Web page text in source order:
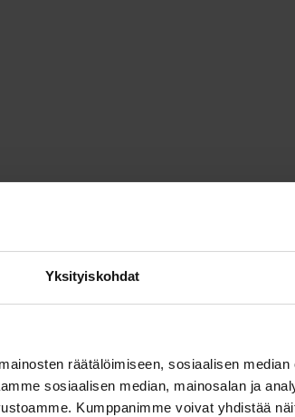
Yksityiskohdat
räätälöimiseen, sosiaalisen
sosiaalisen median, mainosalan ja
Kumppanimme voivat yhdistää
"*" näyttää pakolliset